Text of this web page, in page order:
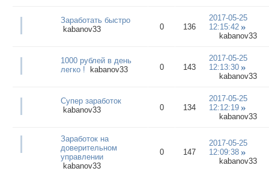
Заработать быстро
kabanov33
0 136
2017-05-25
12:15:42
kabanov33
1000 рублей в день
легко ! kabanov33 0 143
2017-05-25
12:13:30
kabanov33
Супер заработок
kabanov33
0 134
2017-05-25
12:12:19
kabanov33
Заработок на
доверительном
управлении
kabanov33
0 147
2017-05-25
12:09:38
kabanov33